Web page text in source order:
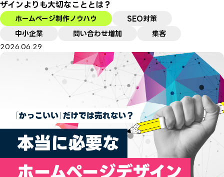
ザインよりも大切なこととは？
ホームページ制作ノウハウ
SEO対策
中小企業
問い合わせ増加
集客
2026.06.29